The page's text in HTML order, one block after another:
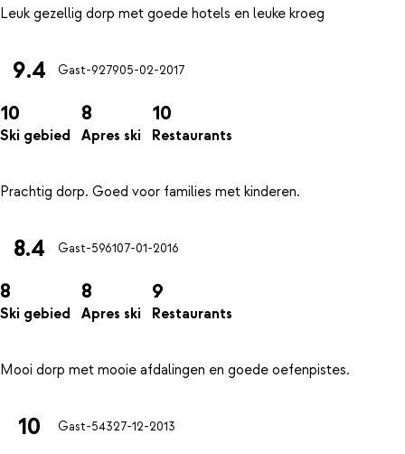
9.4 Gast-927905-02-2017
10
Ski gebied
8
Apres ski
10
Restaurants
8.4 Gast-596107-01-2016
8
Ski gebied
8
Apres ski
9
Restaurants
10 Gast-54327-12-2013